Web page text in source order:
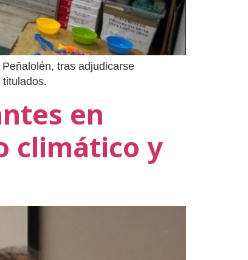
tras adjudicarse
en
climático y